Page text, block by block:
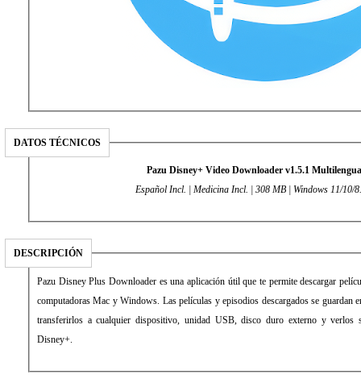
DATOS TÉCNICOS
Pazu Disney+ Video Downloader v1.5.1
Español Incl. | Medicina Incl. | 308 MB | Windows 11/10/
DESCRIPCIÓN
Pazu Disney Plus Downloader es una aplicación útil que te permite descargar
computadoras Mac y Windows. Las películas y episodios descargados se guardan
transferirlos a cualquier dispositivo, unidad USB, disco duro externo y verlos
Disney+.